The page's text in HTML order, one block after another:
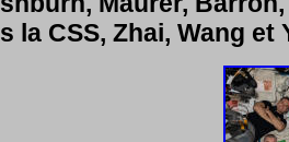
la CSS, Zhai, Wang